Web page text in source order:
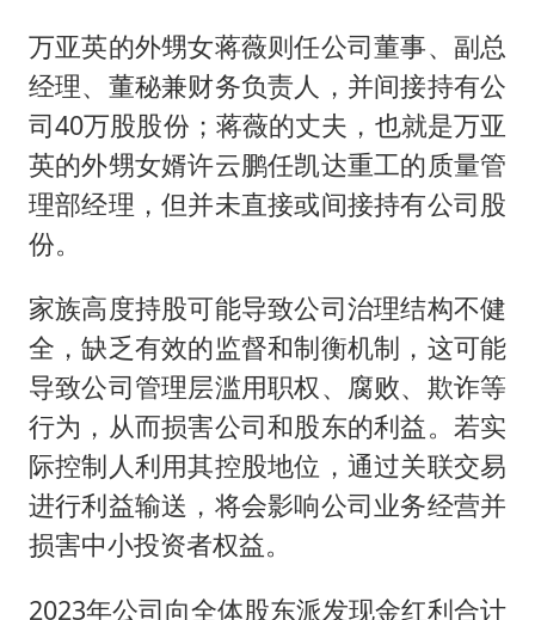
万亚英的外甥女蒋薇则任公司董事、副总
经理、董秘兼财务负责人，并间接持有公
司40万股股份；蒋薇的丈夫，也就是万亚
英的外甥女婿许云鹏任凯达重工的质量管
理部经理，但并未直接或间接持有公司股
份。
家族高度持股可能导致公司治理结构不健
全，缺乏有效的监督和制衡机制，这可能
导致公司管理层滥用职权、腐败、欺诈等
行为，从而损害公司和股东的利益。若实
际控制人利用其控股地位，通过关联交易
进行利益输送，将会影响公司业务经营并
损害中小投资者权益。
2023年公司向全体股东派发现金红利合计